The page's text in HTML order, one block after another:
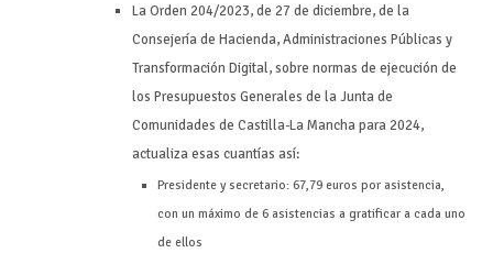
La Orden 204/2023, de 27 de diciembre, de la
Consejería de Hacienda, Administraciones Públicas y
Transformación Digital, sobre normas de ejecución de
los Presupuestos Generales de la Junta de
Comunidades de Castilla-La Mancha para 2024,
actualiza esas cuantías así:
Presidente y secretario: 67,79 euros por asistencia,
con un máximo de 6 asistencias a gratificar a cada uno
de ellos